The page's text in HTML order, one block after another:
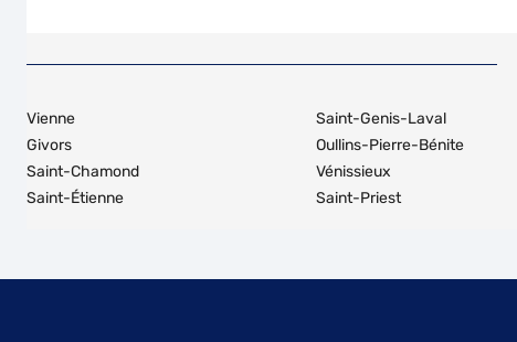
16.63
79 Route de Berardier
Vienne
Givors
Saint-Chamond
Saint-Étienne
Saint-Genis-Laval
Oullins-Pierre-Bénite
Vénissieux
Saint-Priest